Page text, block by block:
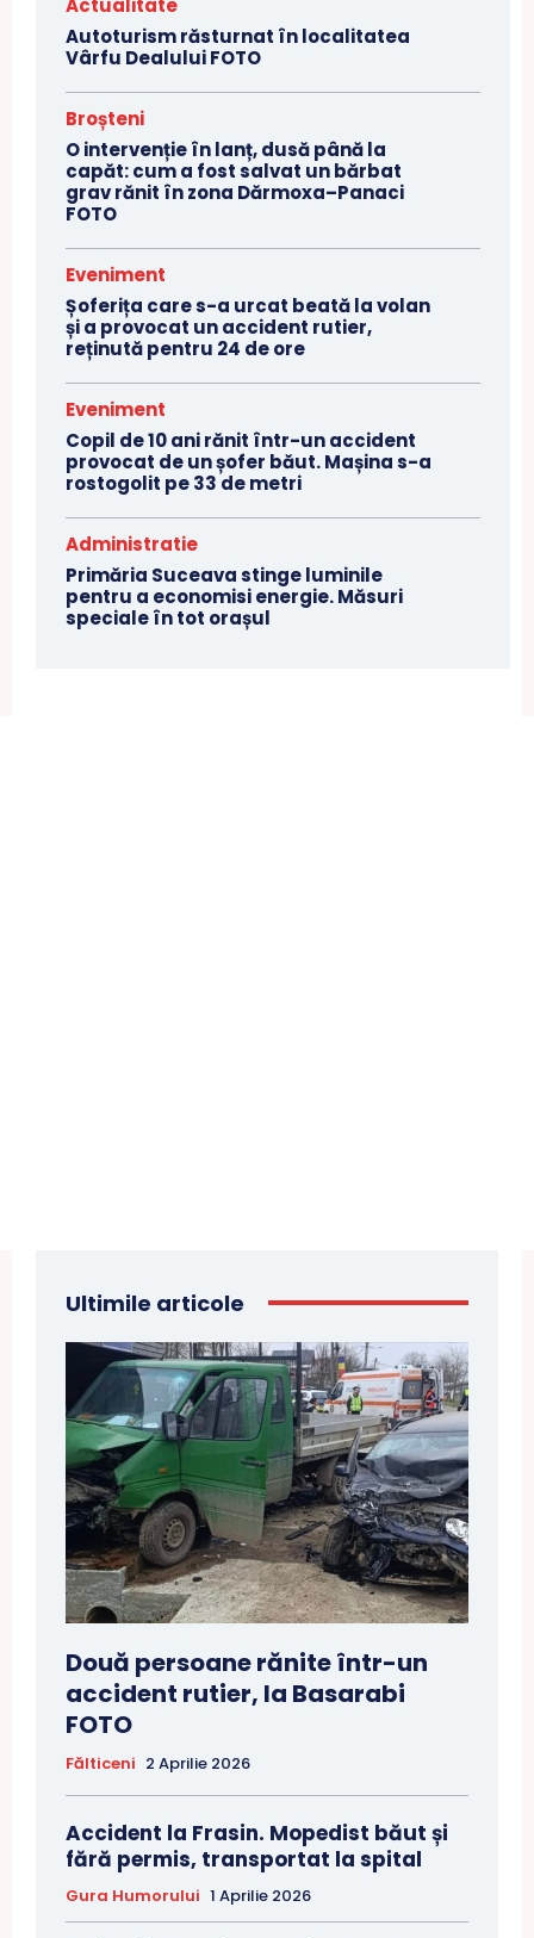
Actualitate
Autoturism răsturnat în localitatea
Vârfu Dealului FOTO
Broșteni
O intervenție în lanț, dusă până la
capăt: cum a fost salvat un bărbat
grav rănit în zona Dărmoxa–Panaci
FOTO
Eveniment
Șoferița care s-a urcat beată la volan
și a provocat un accident rutier,
reținută pentru 24 de ore
Eveniment
Copil de 10 ani rănit într-un accident
provocat de un șofer băut. Mașina s-a
rostogolit pe 33 de metri
Administratie
Primăria Suceava stinge luminile
pentru a economisi energie. Măsuri
speciale în tot orașul
Ultimile articole
Două persoane rănite într-un
accident rutier, la Basarabi
FOTO
Fălticeni 2 Aprilie 2026
Accident la Frasin. Mopedist băut și
fără permis, transportat la spital
Gura Humorului 1 Aprilie 2026